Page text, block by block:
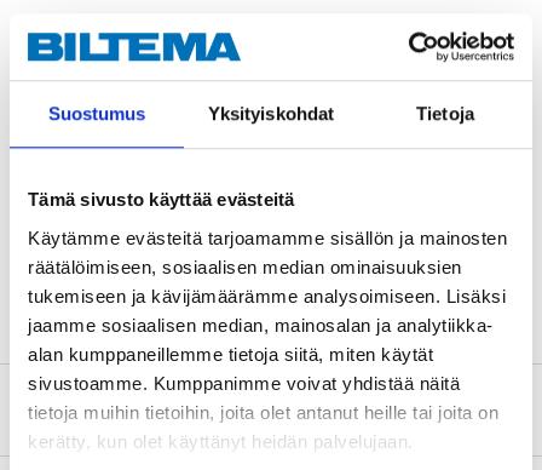
Suostumus Yksityiskohdat Tietoja
Tämä sivusto käyttää evästeitä
Käytämme evästeitä tarjoamamme sisällön ja mainosten
räätälöimiseen, sosiaalisen median ominaisuuksien
tukemiseen ja kävijämäärämme analysoimiseen. Lisäksi
jaamme sosiaalisen median, mainosalan ja analytiikka-
alan kumppaneillemme tietoja siitä, miten käytät
sivustoamme. Kumppanimme voivat yhdistää näitä
tietoja muihin tietoihin, joita olet antanut heille tai joita on
kerätty, kun olet käyttänyt heidän palvelujaan.
Teknisk specifikation
Längd
200 mm
Bredd
35 mm
Godstjocklek
Bulthål
11 mm
Standard
EN 14545
Om tillverkaren